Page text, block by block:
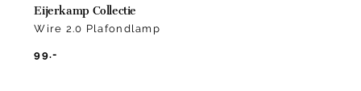
Eijerkamp Collectie
Wire 2.0 Plafondlamp
99.-